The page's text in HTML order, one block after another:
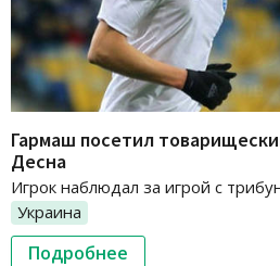
Гармаш посетил
Десна
Игрок наблюдал за игрой с
Украина
Подробнее